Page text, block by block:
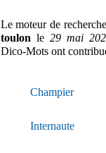
Le moteur de
toulon le 29 mai
Dico-Mots ont
Champier
Internaute